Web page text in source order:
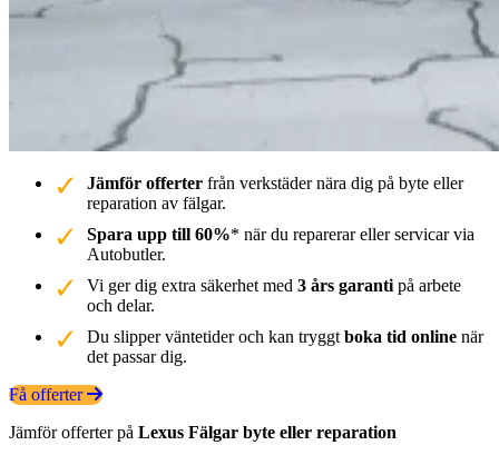
Jämför offerter från verkstäder nära dig på byte eller
reparation av fälgar.
Spara upp till 60%* när du reparerar eller servicar via
Autobutler.
Vi ger dig extra säkerhet med 3 års garanti på arbete
och delar.
Du slipper väntetider och kan tryggt boka tid online när
det passar dig.
Få offerter
Jämför offerter på Lexus Fälgar byte eller reparation